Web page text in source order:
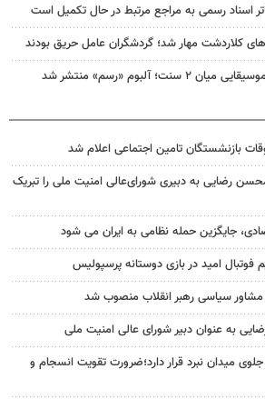
اسناد رسمی به مراجع مرتبط در حال تکمیل است
کلاردشت مهار شد؛ گردشگران عامل حریق بودند
آلبوم «رسم» منتشر شد
بازنشستگان تامین اجتماعی اعلام شد
رضایی به دبیری شورای‌عالی امنیت ملی را تبریک
جایگزین حمله نظامی به ایران می شود
امید در بازی دوستانه پرسپولیس
مشاور سیاسی رهبر انقلاب منصوب شد
به عنوان دبیر شورای عالی امنیت ملی
میدان نبرد قرار دارد؛ضرورت تقویت انسجام و